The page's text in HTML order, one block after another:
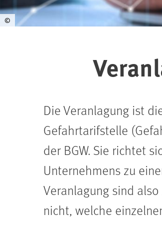
©
Die Veranlagung ist
Gefahrtarifstelle
der BGW. Sie richtet
Unternehmens zu
Veranlagung sind
nicht, welche